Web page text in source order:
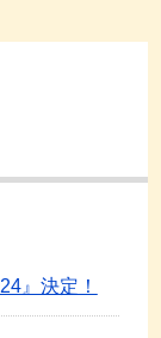
』決定！